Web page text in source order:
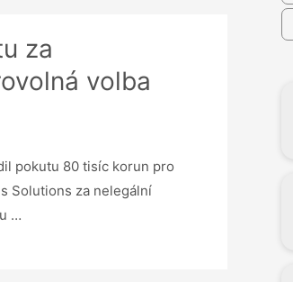
za
volba
pokutu 80 tisíc korun pro
Solutions za nelegální
…